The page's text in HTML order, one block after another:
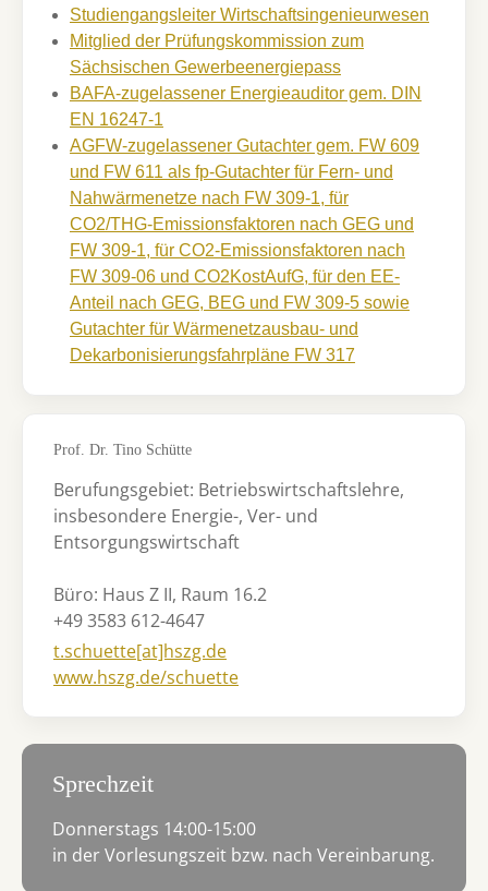
Studiengangsleiter Wirtschaftsingenieurwesen
Mitglied der Prüfungskommission zum
Sächsischen Gewerbeenergiepass
BAFA-zugelassener Energieauditor gem. DIN
EN 16247-1
AGFW-zugelassener Gutachter gem. FW 609
und FW 611 als fp-Gutachter für Fern- und
Nahwärmenetze nach FW 309-1, für
CO2/THG-Emissionsfaktoren nach GEG und
FW 309-1, für CO2-Emissionsfaktoren nach
FW 309-06 und CO2KostAufG, für den EE-
Anteil nach GEG, BEG und FW 309-5 sowie
Gutachter für Wärmenetzausbau- und
Dekarbonisierungsfahrpläne FW 317
Prof. Dr. Tino Schütte
Berufungsgebiet: Betriebswirtschaftslehre,
insbesondere Energie-, Ver- und
Entsorgungswirtschaft
Büro: Haus Z II, Raum 16.2
+49 3583 612-4647
t.schuette[at]hszg.de
www.hszg.de/schuette
Sprechzeit
Donnerstags 14:00-15:00
in der Vorlesungszeit bzw. nach Vereinbarung.